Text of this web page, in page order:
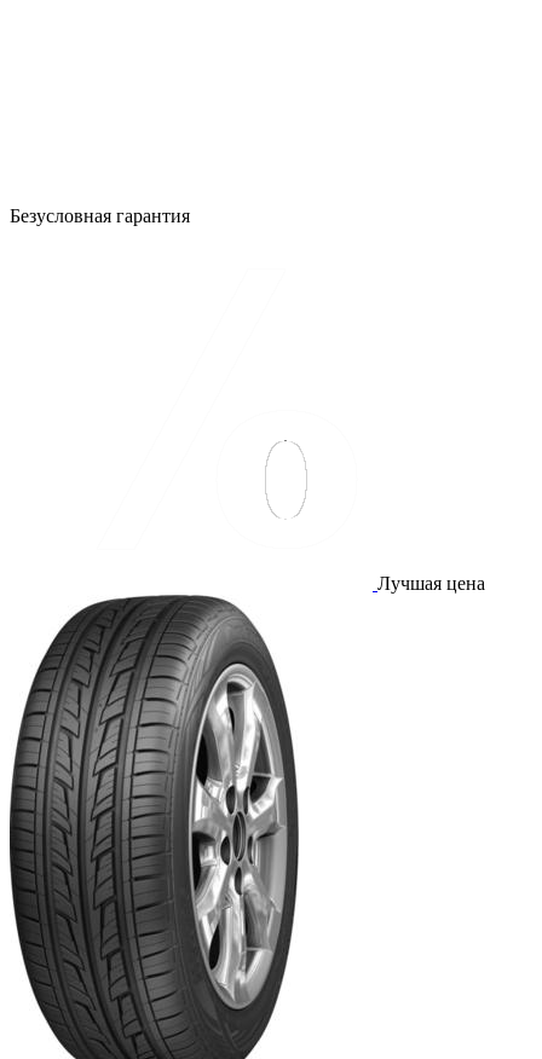
Безусловная гарантия
Лучшая цена